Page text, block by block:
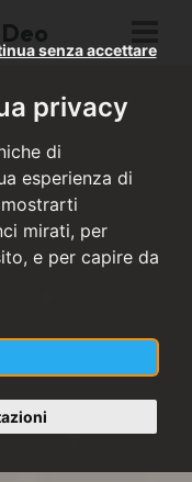
privacy
di
esperienza di
mirati, per
e per capire da
senza accettare